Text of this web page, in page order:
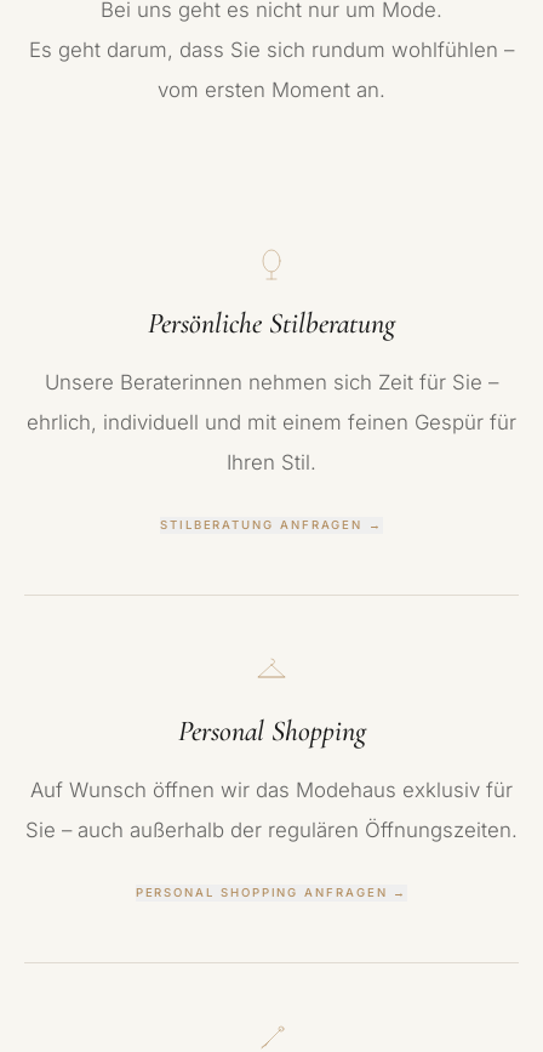
Bei uns geht es nicht nur um Mode.
Es geht darum, dass Sie sich rundum wohlfühlen –
vom ersten Moment an.
Persönliche Stilberatung
Unsere Beraterinnen nehmen sich Zeit für Sie –
ehrlich, individuell und mit einem feinen Gespür für
Ihren Stil.
STILBERATUNG ANFRAGEN →
Personal Shopping
Auf Wunsch öffnen wir das Modehaus exklusiv für
Sie – auch außerhalb der regulären Öffnungszeiten.
PERSONAL SHOPPING ANFRAGEN →